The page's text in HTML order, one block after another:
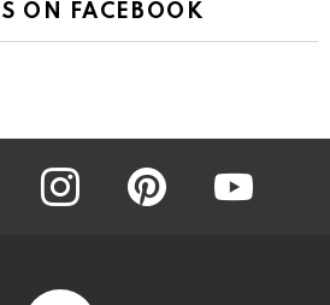
ON FACEBOOK
instagram pinterest youtube